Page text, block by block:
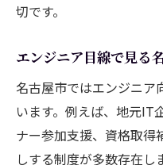
切です。
エンジニア目線で見る
名古屋市ではエンジニア
います。例えば、地元IT
ナー参加支援、資格取得
しする制度が多数存在し